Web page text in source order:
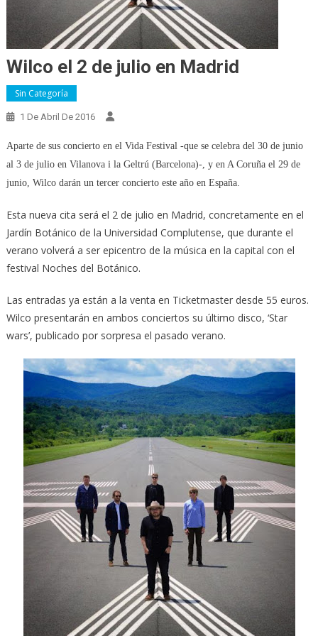
Wilco el 2 de julio en Madrid
Sin Categoría
1 De Abril De 2016
Aparte de sus concierto en el Vida Festival -que se celebra del 30 de junio
al 3 de julio en Vilanova i la Geltrú (Barcelona)-, y en A Coruña el 29 de
junio, Wilco darán un tercer concierto este año en España.
Esta nueva cita será el 2 de julio en Madrid, concretamente en el
Jardín Botánico de la Universidad Complutense, que durante el
verano volverá a ser epicentro de la música en la capital con el
festival Noches del Botánico.
Las entradas ya están a la venta en Ticketmaster desde 55 euros.
Wilco presentarán en ambos conciertos su último disco, ‘Star
wars’, publicado por sorpresa el pasado verano.